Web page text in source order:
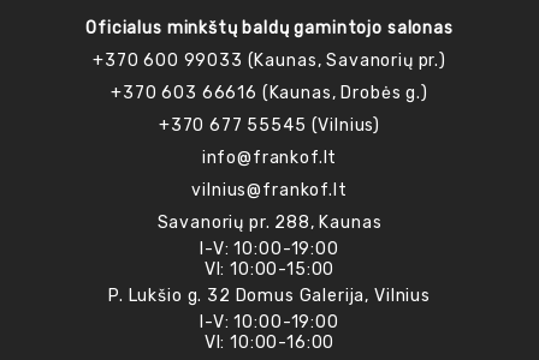
Oficialus minkštų baldų gamintojo salonas
+370 600 99033 (Kaunas, Savanorių pr.)
+370 603 66616 (Kaunas, Drobės g.)
+370 677 55545 (Vilnius)
info@frankof.lt
vilnius@frankof.lt
Savanorių pr. 288, Kaunas
I-V: 10:00-19:00
VI: 10:00-15:00
P. Lukšio g. 32 Domus Galerija, Vilnius
I-V: 10:00-19:00
VI: 10:00-16:00